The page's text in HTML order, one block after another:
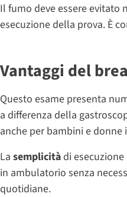
Il fumo deve essere evitato
esecuzione della prova. È
Vantaggi del
Questo esame presenta
a differenza della
anche per bambini e donne
La semplicità di
in ambulatorio senza
quotidiane.